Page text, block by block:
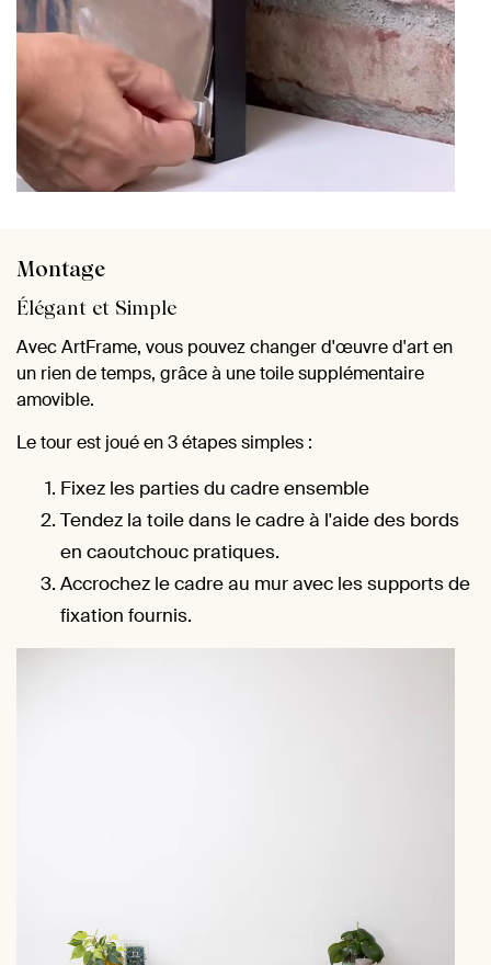
Montage
Élégant et Simple
Avec ArtFrame, vous pouvez changer d'œuvre d'art en
un rien de temps, grâce à une toile supplémentaire
amovible.
Le tour est joué en 3 étapes simples :
Fixez les parties du cadre ensemble
Tendez la toile dans le cadre à l'aide des bords
en caoutchouc pratiques.
Accrochez le cadre au mur avec les supports de
fixation fournis.